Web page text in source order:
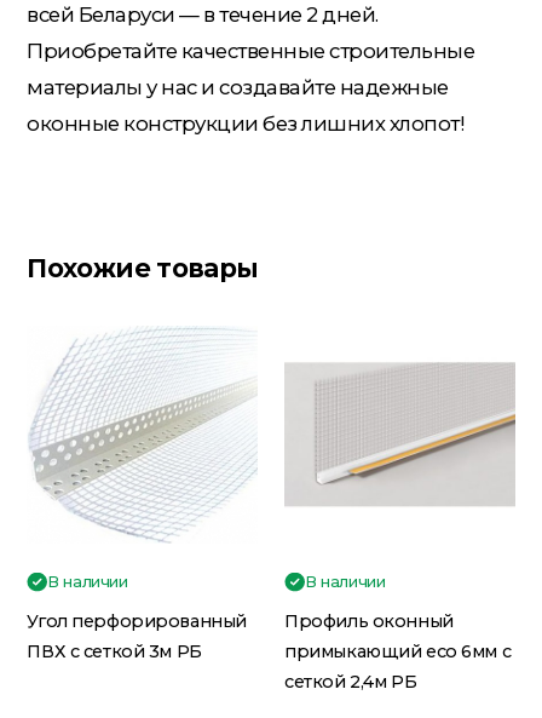
всей Беларуси — в течение 2 дней.
Приобретайте качественные строительные
материалы у нас и создавайте надежные
оконные конструкции без лишних хлопот!
Похожие товары
В наличии
Угол перфорированный
ПВХ с сеткой 3м РБ
В наличии
Профиль оконный
примыкающий eco 6мм с
сеткой 2,4м РБ